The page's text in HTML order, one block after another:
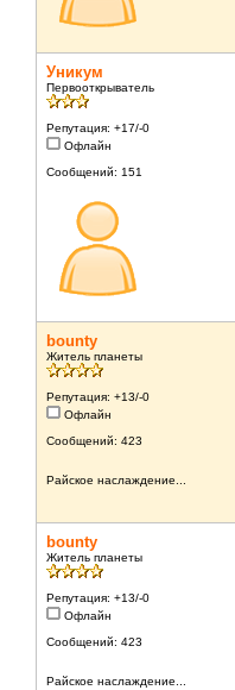
Уникум
Первооткрыватель
Репутация: +17/-0
Офлайн
Сообщений: 151
bounty
Житель планеты
Репутация: +13/-0
Офлайн
Сообщений: 423
Райское наслаждение...
bounty
Житель планеты
Репутация: +13/-0
Офлайн
Сообщений: 423
Райское наслаждение...